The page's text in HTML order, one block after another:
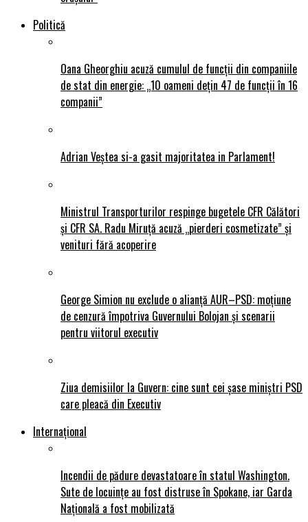
Politică
Oana Gheorghiu acuză cumulul de funcții din companiile
de stat din energie: „10 oameni dețin 47 de funcții în 16
companii”
Adrian Veștea si-a gasit majoritatea in Parlament!
Ministrul Transporturilor respinge bugetele CFR Călători
și CFR SA. Radu Miruță acuză „pierderi cosmetizate” și
venituri fără acoperire
George Simion nu exclude o alianță AUR–PSD: moțiune
de cenzură împotriva Guvernului Bolojan și scenarii
pentru viitorul executiv
Ziua demisiilor la Guvern: cine sunt cei șase miniștri PSD
care pleacă din Executiv
Internațional
Incendii de pădure devastatoare în statul Washington.
Sute de locuințe au fost distruse în Spokane, iar Garda
Națională a fost mobilizată